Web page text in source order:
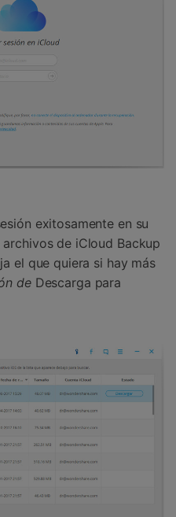
exitosamente en su
de iCloud Backup
el que quiera si hay más
deDescarga para